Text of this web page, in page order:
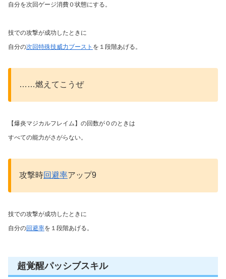
自分を次回ゲージ消費０状態にする。
技での攻撃が成功したときに
自分の次回特殊技威力ブースト を１段階あげる。
……燃えてこうぜ
【爆炎マジカルフレイム】の回数が０のときは
すべての能力がさがらない。
攻撃時回避率アップ9
技での攻撃が成功したときに
自分の回避率を１段階あげる。
超覚醒パッシブスキル